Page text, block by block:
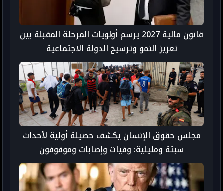
قانون مالية 2027 يرسم أولويات المرحلة المقبلة بين
تعزيز النمو وترسيخ الدولة الاجتماعية
مجلس حقوق الإنسان يكشف حصيلة أولية لأحداث
سبتة ومليلية: وفيات وإصابات وموقوفون